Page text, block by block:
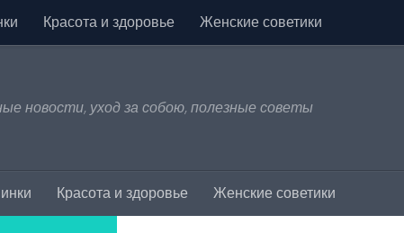
Красота и здоровье Женские советики
новости, уход за собою, полезные советы
Красота и здоровье Женские советики